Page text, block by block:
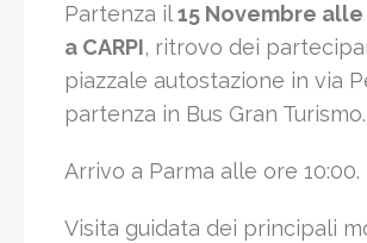
Partenza il15 Novembre
a CARPI, ritrovo dei
piazzale autostazione in via
partenza in Bus Gran Turismo.
Arrivo a Parma alle ore 10:00.
Visita guidata dei principali